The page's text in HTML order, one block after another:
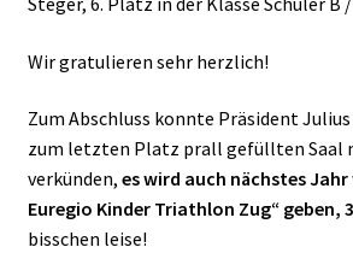
Wir gratulieren sehr herzlich!
Zum Abschluss konnte Präsident
zum letzten Platz prall gefüllten Saal
verkünden, es wird auch nächstes Jahr
Euregio Kinder Triathlon Zug“ geben,
bisschen leise!